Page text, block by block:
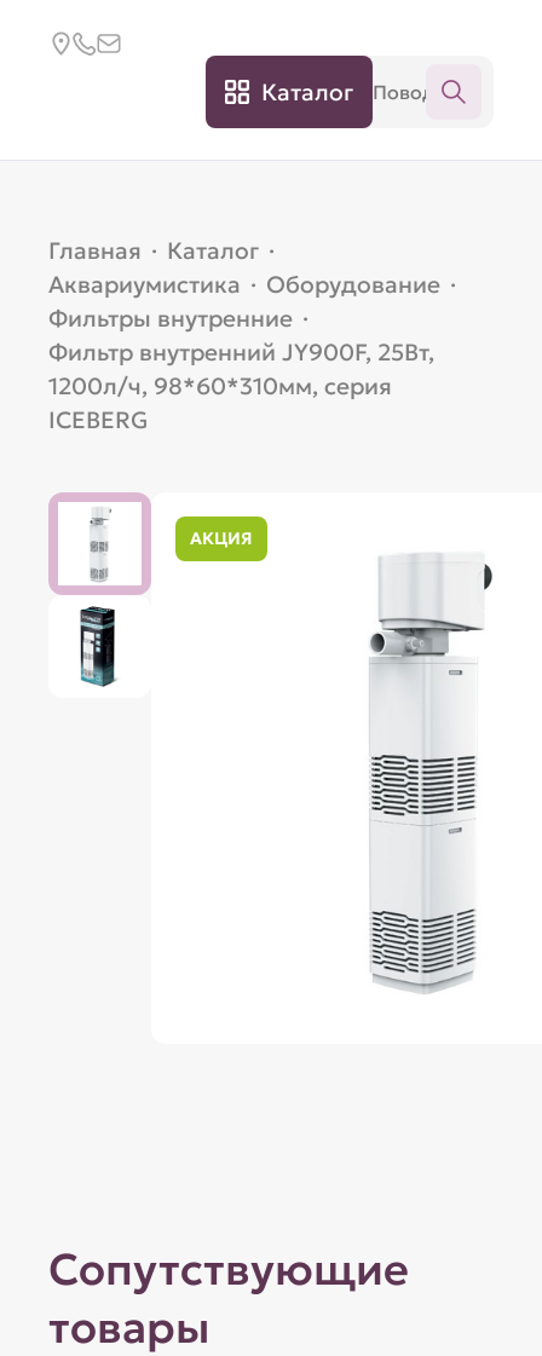
Каталог
Главная · Каталог ·
Аквариумистика · Оборудование ·
Фильтры внутренние ·
Фильтр внутренний JY900F, 25Вт,
1200л/ч, 98*60*310мм, серия
ICEBERG
АКЦИЯ
Сопутствующие
товары